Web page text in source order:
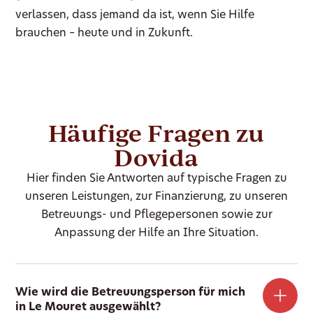
verlassen, dass jemand da ist, wenn Sie Hilfe
brauchen – heute und in Zukunft.
Häufige Fragen zu
Dovida
Hier finden Sie Antworten auf typische Fragen zu
unseren Leistungen, zur Finanzierung, zu unseren
Betreuungs- und Pflegepersonen sowie zur
Anpassung der Hilfe an Ihre Situation.
Wie wird die Betreuungsperson für mich
in Le Mouret ausgewählt?